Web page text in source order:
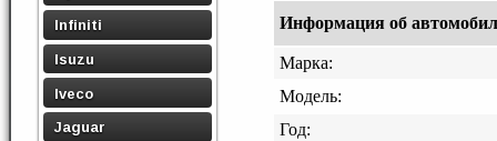
Infiniti
Isuzu
Iveco
Jaguar
Информация об
Марка:
Модель:
Год: